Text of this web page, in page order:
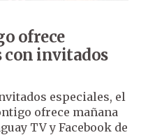
ofrece
con invitados
especiales, el
ofrece mañana
TV y Facebook de